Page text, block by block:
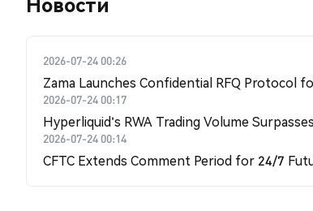
2026-07-24 00:26
Zama Launches Confidential RFQ Protocol
2026-07-24 00:17
Hyperliquid's RWA Trading Volume
2026-07-24 00:14
CFTC Extends Comment Period for 24/7